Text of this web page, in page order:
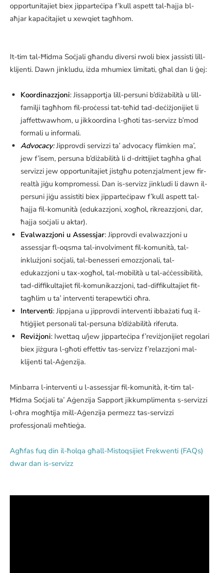
opportunitajiet biex jipparteċipa f’kull aspett tal-ħajja bl-
aħjar kapaċitajiet u xewqiet tagħhom.
It-tim tal-Ħidma Soċjali għandu diversi rwoli biex jassisti lill-
klijenti. Dawn jinkludu, iżda mhumiex limitati, għal dan li ġej:
Koordinazzjoni: Jissapportja lill-persuni b’diżabilità u lill-
familji tagħhom fil-proċessi tat-teħid tad-deċiżjonijiet li
jaffettwawhom, u jikkoordina l-għoti tas-servizz b’mod
formali u informali.
Advocacy:Jipprovdi servizzi ta’ advocacy flimkien ma’,
jew f’isem, persuna b’diżabilità li d-drittijiet tagħha għal
servizzi jew opportunitajiet jistgħu potenzjalment jew fir-
realtà jiġu kompromessi. Dan is-servizz jinkludi li dawn il-
persuni jiġu assistiti biex jipparteċipaw f’kull aspett tal-
ħajja fil-komunità (edukazzjoni, xogħol, rikreazzjoni, dar,
ħajja soċjali u aktar).
Evalwazzjoni u Assessjar: Jipprovdi evalwazzjoni u
assessjar fl-oqsma tal-involviment fil-komunità, tal-
inklużjoni soċjali, tal-benesseri emozzjonali, tal-
edukazzjoni u tax-xogħol, tal-mobilità u tal-aċċessibilità,
tad-diffikultajiet fil-komunikazzjoni, tad-diffikultajiet fit-
tagħlim u ta’ interventi terapewtiċi oħra.
Interventi: Jippjana u jipprovdi interventi ibbażati fuq il-
ħtiġijiet personali tal-persuna b’diżabilità riferuta.
Reviżjoni: Iwettaq u/jew jipparteċipa f’reviżjonijiet regolari
biex jiżgura l-għoti effettiv tas-servizz f’relazzjoni mal-
klijenti tal-Aġenzija.
Minbarra l-interventi u l-assessjar fil-komunità, it-tim tal-
Ħidma Soċjali ta’ Aġenzija Sapport jikkumplimenta s-servizzi
l-oħra mogħtija mill-Aġenzija permezz tas-servizzi
professjonali meħtieġa.
Agħfas fuq din il-ħolqa għall-Mistoqsijiet Frekwenti (FAQs)
dwar dan is-servizz